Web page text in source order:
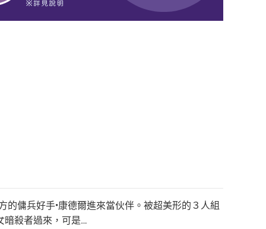
傭兵好手•康德爾進來當伙伴。被超美形的３人組
暗殺者過來，可是…